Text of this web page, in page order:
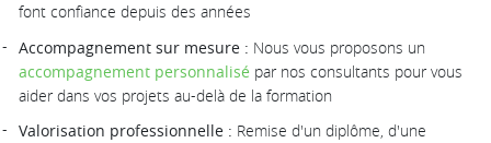
font confiance depuis des années
Accompagnement sur mesure : Nous vous proposons un
accompagnement personnalisé par nos consultants pour vous
aider dans vos projets au-delà de la formation
Valorisation professionnelle : Remise d'un diplôme, d'une